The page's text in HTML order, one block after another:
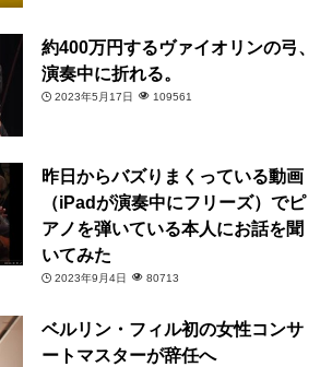
約400万円するヴァイオリンの弓、
演奏中に折れる。
2023年5月17日 109561
昨日からバズりまくっている動画
（iPadが演奏中にフリーズ）でピ
アノを弾いている本人にお話を聞
いてみた
2023年9月4日 80713
ベルリン・フィル初の女性コンサ
ートマスターが辞任へ